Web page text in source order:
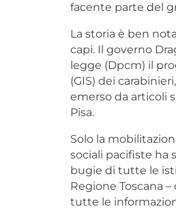
facente parte del
La storia è ben
capi. Il governo
legge (Dpcm) il
(GIS) dei
emerso da articoli
Pisa.
Solo la
sociali pacifiste ha
bugie di tutte le
Regione Toscana
tutte le